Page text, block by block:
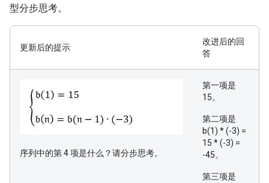
型分步思考。
更新后的提示
改进后的回
答
序列中的第 4 项是什么？请分步思考。
第一项是
15。
第二项是
b(1) * (-3) =
15 * (-3) =
-45。
第三项是